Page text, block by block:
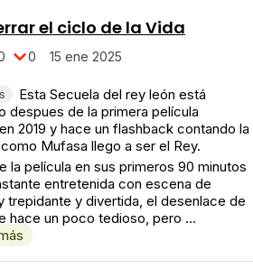
el ciclo de la Vida
0 15 ene 2025
Esta Secuela del rey león está
despues de la primera película
2019 y hace un flashback contando la
Mufasa llego a ser el Rey.
la película en sus primeros 90 minutos
entretenida con escena de
trepidante y divertida, el desenlace de
hace un poco tedioso, pero ...